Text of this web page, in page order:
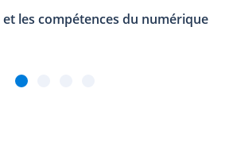
les compétences du numérique